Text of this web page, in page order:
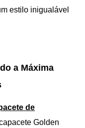
estilo inigualável
a Máxima
de
Golden